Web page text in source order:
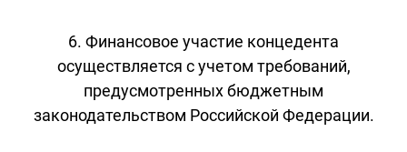
6. Финансовое участие концедента
осуществляется с учетом требований,
предусмотренных бюджетным
законодательством Российской Федерации.